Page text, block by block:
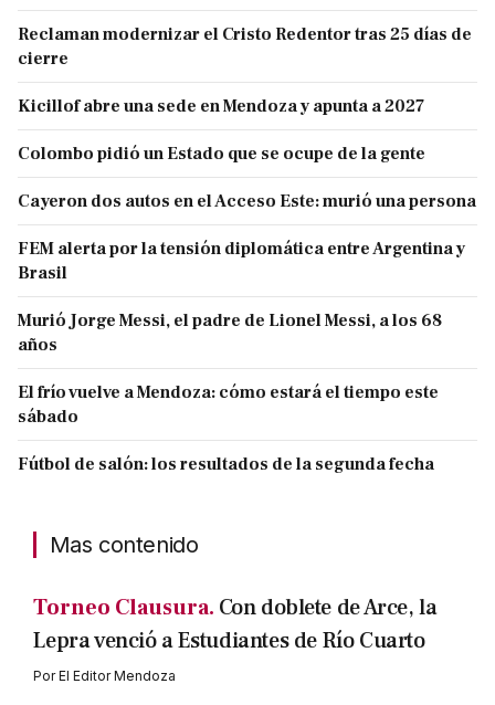
Reclaman modernizar el Cristo Redentor tras 25 días de
cierre
Kicillof abre una sede en Mendoza y apunta a 2027
Colombo pidió un Estado que se ocupe de la gente
Cayeron dos autos en el Acceso Este: murió una persona
FEM alerta por la tensión diplomática entre Argentina y
Brasil
Murió Jorge Messi, el padre de Lionel Messi, a los 68
años
El frío vuelve a Mendoza: cómo estará el tiempo este
sábado
Fútbol de salón: los resultados de la segunda fecha
Mas contenido
Torneo Clausura. Con doblete de Arce, la
Lepra venció a Estudiantes de Río Cuarto
PorEl Editor Mendoza